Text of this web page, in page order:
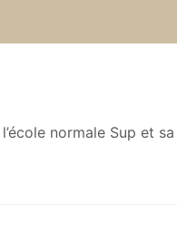
normale Sup et